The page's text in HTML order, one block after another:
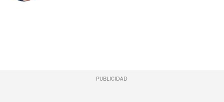
PUBLICIDAD